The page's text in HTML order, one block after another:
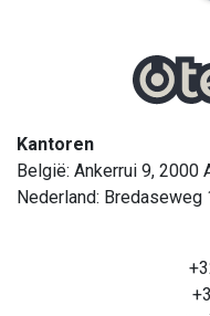
Kantoren
België: Ankerrui 9, 2000
Nederland: